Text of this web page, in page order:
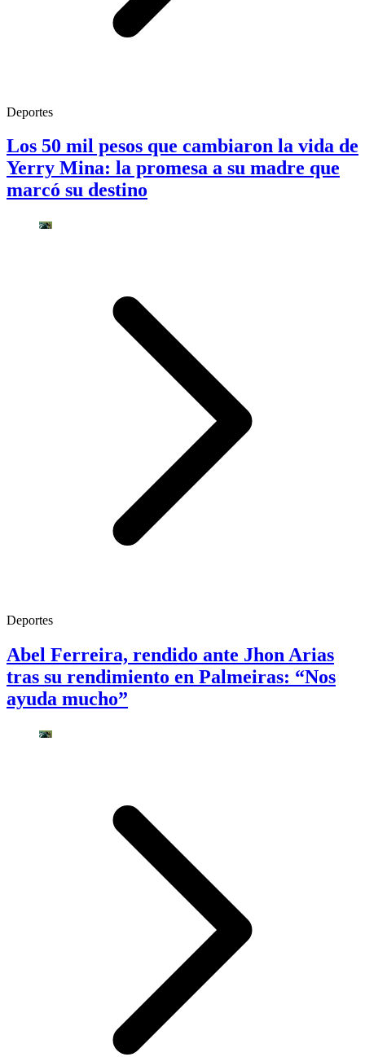
Deportes
Los 50 mil pesos que cambiaron la vida de
Yerry Mina: la promesa a su madre que
marcó su destino
Deportes
Abel Ferreira, rendido ante Jhon Arias
tras su rendimiento en Palmeiras: “Nos
ayuda mucho”